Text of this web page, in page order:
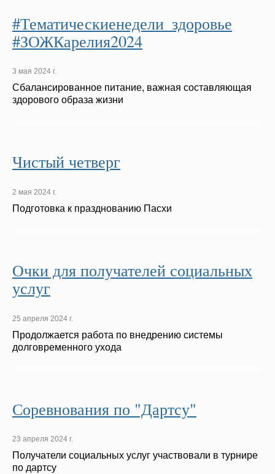
#Тематическиенедели_здоровье
#ЗОЖКарелия2024
3 мая 2024 г.
Сбалансированное питание, важная составляющая
здорового образа жизни
Чистый четверг
2 мая 2024 г.
Подготовка к празднованию Пасхи
Очки для получателей социальных
услуг
25 апреля 2024 г.
Продолжается работа по внедрению системы
долговременного ухода
Соревнования по "Дартсу"
23 апреля 2024 г.
Получатели социальных услуг участвовали в турнире
по дартсу